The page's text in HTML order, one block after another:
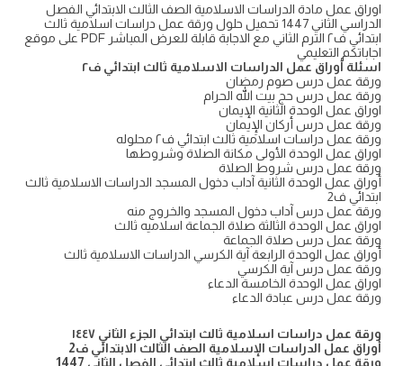
اوراق عمل مادة الدراسات الاسلامية الصف الثالث الابتدائي الفصل
الدراسي الثاني 1447 تحميل حلول ورقة عمل دراسات اسلامية ثالث
ابتدائي ف٢ الترم الثاني مع الاجابة قابلة للعرض المباشر PDF على موقع
اجاباتكم التعليمي
اسئلة أوراق عمل الدراسات الاسلامية ثالث ابتدائي ف٢
ورقة عمل درس صوم رمضان
ورقة عمل درس حج بيت الله الحرام
اوراق عمل الوحدة الثانية الإيمان
ورقة عمل درس أركان الإِيمان
ورقة عمل دراسات اسلامية ثالث ابتدائي ف٢ محلوله
اوراق عمل الوحدة الأولى مكانة الصلاة وشروطها
ورقة عمل درس شروط الصلاة
أوراق عمل الوحدة الثانية آداب دخول المسجد الدراسات الاسلامية ثالث
ابتدائي ف2
ورقة عمل درس آداب دخول المسجد والخروج منه
اوراق عمل الوحدة الثالثة صلاة الجماعة اسلاميه ثالث
ورقة عمل درس صلاة الجماعة
أوراق عمل الوحدة الرابعة آية الكرسي الدراسات الاسلامية ثالث
ورقة عمل درس آية الكرسي
اوراق عمل الوحدة الخامسة الدعاء
ورقة عمل درس عبادة الدعاء
ورقة عمل دراسات اسلامية ثالث ابتدائي الجزء الثاني ١٤٤٧
أوراق عمل الدراسات الإسلامية الصف الثالث الابتدائي ف2
ورقة عمل دراسات اسلامية ثالث ابتدائي الفصل الثاني 1447